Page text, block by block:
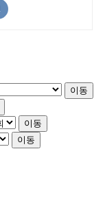
이동
이동
이동